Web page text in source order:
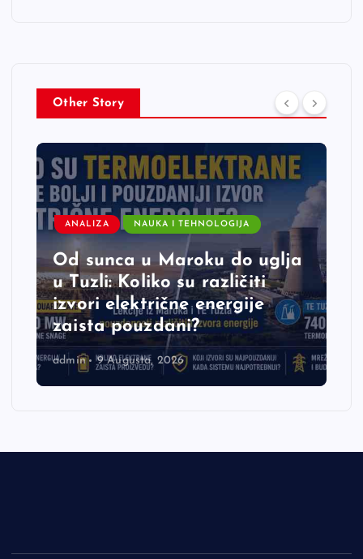
Other Story
ANALIZA NAUKA I TEHNOLOGIJA
Od sunca u Maroku do uglja
u Tuzli: Koliko su različiti
izvori električne energije
zaista pouzdani?
admin 9 Augusta, 2026